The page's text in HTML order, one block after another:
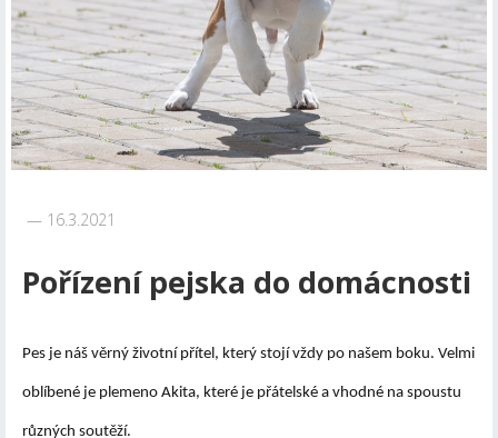
16.3.2021
Pořízení pejska do domácnosti
Pes je náš věrný životní přítel, který stojí vždy po našem boku. Velmi
oblíbené je plemeno Akita, které je přátelské a vhodné na spoustu
různých soutěží.